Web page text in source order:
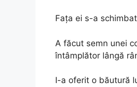
Fața ei s-a
A făcut semn unei
întâmplător lângă
I-a oferit o băutură